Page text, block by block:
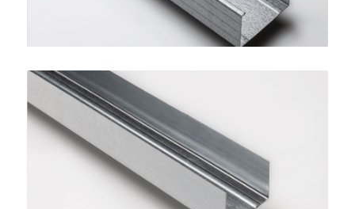
Guida STANDARD 50
SINIAT